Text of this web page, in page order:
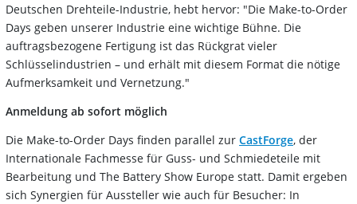
Deutschen Drehteile-Industrie, hebt hervor: "Die Make-to-Order
Days geben unserer Industrie eine wichtige Bühne. Die
auftragsbezogene Fertigung ist das Rückgrat vieler
Schlüsselindustrien – und erhält mit diesem Format die nötige
Aufmerksamkeit und Vernetzung."
Anmeldung ab sofort möglich
Die Make-to-Order Days finden parallel zur CastForge, der
Internationale Fachmesse für Guss- und Schmiedeteile mit
Bearbeitung und The Battery Show Europe statt. Damit ergeben
sich Synergien für Aussteller wie auch für Besucher: In